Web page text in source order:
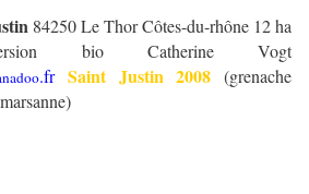
84250 Le ThorCôtes-du-rhône 12 ha
bio Catherine Vogt
.fr Saint Justin 2008 (grenache